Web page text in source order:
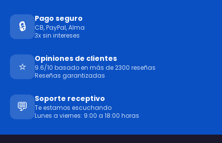
🔒
Pago seguro
CB, PayPal, Alma
3x sin intereses
⭐
Opiniones de clientes
9.6/10 basado en más de 2300 reseñas
Reseñas garantizadas
💬
Soporte receptivo
Te estamos escuchando
Lunes a viernes: 9:00 a 18:00 horas